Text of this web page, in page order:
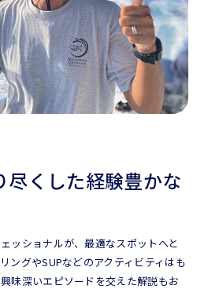
尽くした経験豊かな
ッショナルが、最適なスポットへと
ングやSUPなどのアクティビティはも
味深いエピソードを交えた解説もお